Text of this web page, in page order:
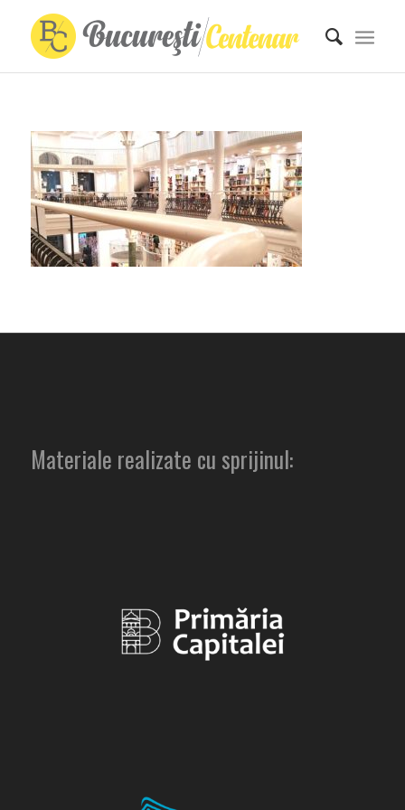
Materiale realizate cu sprijinul: